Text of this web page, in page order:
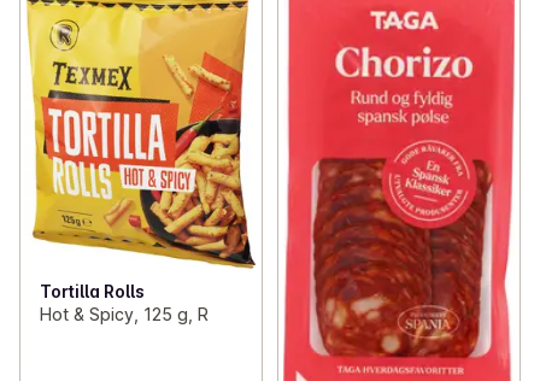
Middagsbaser (49)
✓ Middagstilbehør (81)
✓ Sauser (166)
✓ Ris og gryn (55)
✓ Pasta og nudler (108)
✓ Pizza (157)
✓ Tacoskjell (4)
✓ Tortillachips (23)
✓ Tacokit (1)
✓ Tacosaus (44)
✓ Tacokrydder og topping (27)
Tortilla Rolls
Hot & Spicy, 125 g, R